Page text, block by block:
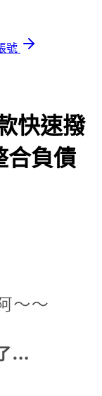
號
快速撥
合負債